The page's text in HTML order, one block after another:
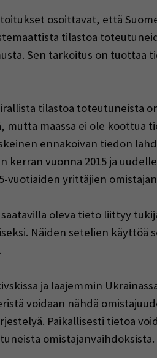
osoittavat, että
tilastoa
Sen tarkoitus on tuottaa
tilastoa toteutuneista
mutta maassa ei ole koottua
ennakoivan tiedon
kerran vuonna 2015 ja
vuotiaiden yrittäjien
saatavilla oleva tieto liittyy
Näiden setelien käyttöä
ja laajemmin
voidaan nähdä
Paikallisesti tietoa
omistajanvaihdoksista.